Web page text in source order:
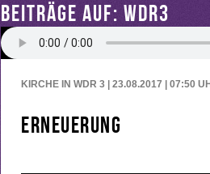
BEITRÄGE AUF: WDR3
KIRCHE IN WDR 3 | 23.08.2017 | 07:50
Erneuerung